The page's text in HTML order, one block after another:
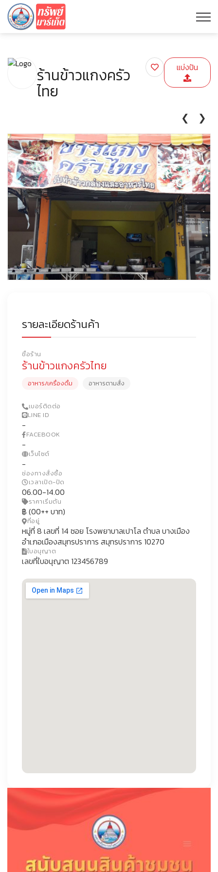
ร้านข้าวแกงครัว
ไทย
❮ ❯
รายละเอียดร้านค้า
ชื่อร้าน
ร้านข้าวแกงครัวไทย
อาหาร/เครื่องดื่ม อาหารตามสั่ง
เบอร์ติดต่อ
LINE ID
-
FACEBOOK
-
เว็บไซต์
-
ช่องทางสั่งซื้อ
เวลาเปิด-ปิด
06.00-14.00
ราคาเริ่มต้น
฿ (00++ บาท)
ที่อยู่
หมู่ที่ 8 เลขที่ 14 ซอย โรงพยาบาลเปาโล ตำบล บางเมือง
อำเภอเมืองสมุทรปราการ สมุทรปราการ 10270
ใบอนุญาต
เลขที่ใบอนุญาต 123456789